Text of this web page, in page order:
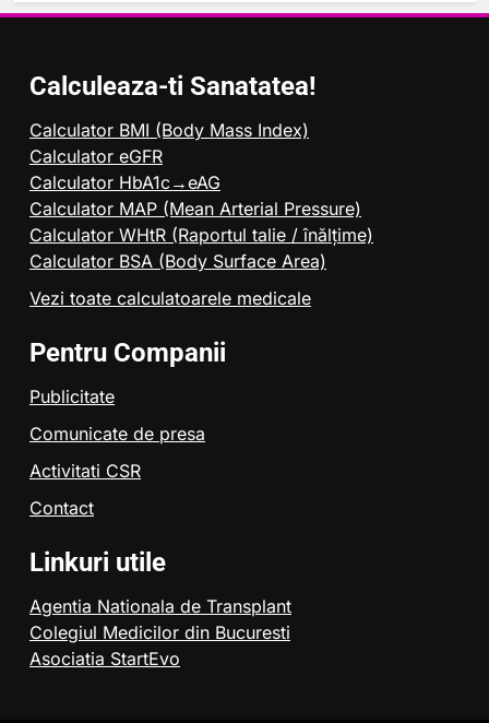
Calculeaza-ti Sanatatea!
Calculator BMI (Body Mass Index)
Calculator eGFR
Calculator HbA1c→eAG
Calculator MAP (Mean Arterial Pressure)
Calculator WHtR (Raportul talie / înălțime)
Calculator BSA (Body Surface Area)
Vezi toate calculatoarele medicale
Pentru Companii
Publicitate
Comunicate de presa
Activitati CSR
Contact
Linkuri utile
Agentia Nationala de Transplant
Colegiul Medicilor din Bucuresti
Asociatia StartEvo